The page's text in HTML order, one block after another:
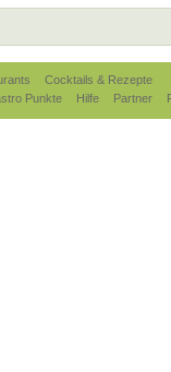
Cocktails & Rezepte
Punkte Hilfe Partner